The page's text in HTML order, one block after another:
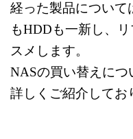
経った製品について
もHDDも一新し、
スメします。
NASの買い替えにつ
詳しくご紹介してお